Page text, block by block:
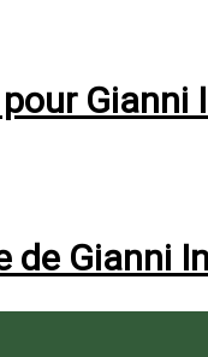
Gianni
de Gianni